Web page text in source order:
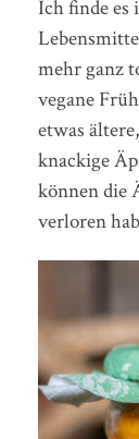
Ich finde es
mehr ganz
vegane
etwas
knackige
können die
verloren